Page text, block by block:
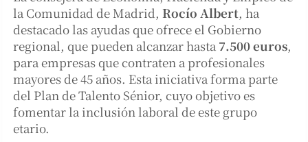
la Comunidad de Madrid, Rocío Albert, ha
destacado las ayudas que ofrece el Gobierno
regional, que pueden alcanzar hasta 7.500 euros,
para empresas que contraten a profesionales
mayores de 45 años. Esta iniciativa forma parte
del Plan de Talento Sénior, cuyo objetivo es
fomentar la inclusión laboral de este grupo
etario.